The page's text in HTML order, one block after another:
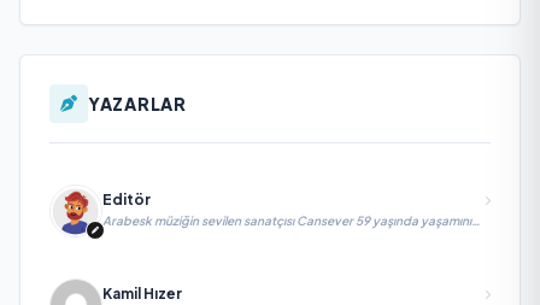
YAZARLAR
Editör
Arabesk müziğin sevilen sanatçısı Cansever 59 yaşında yaşamını
Kamil Hızer